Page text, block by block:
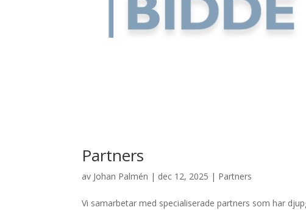
Partners
av Johan Palmén | dec 12, 2025 | Partners
Vi samarbetar med specialiserade partners som har